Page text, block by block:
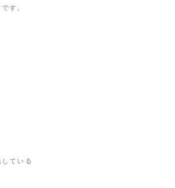
す。
ている